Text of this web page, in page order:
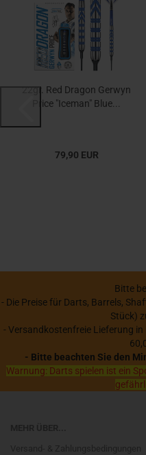
22gr. Red Dragon Gerwyn
Price "Iceman" Blue...
79,90 EUR
Bitte
- Die Preise für Darts, Barrels,
Stück)
- Versandkostenfreie Lieferung
- Bitte beachten Sie den
Warnung: Darts spielen ist ein